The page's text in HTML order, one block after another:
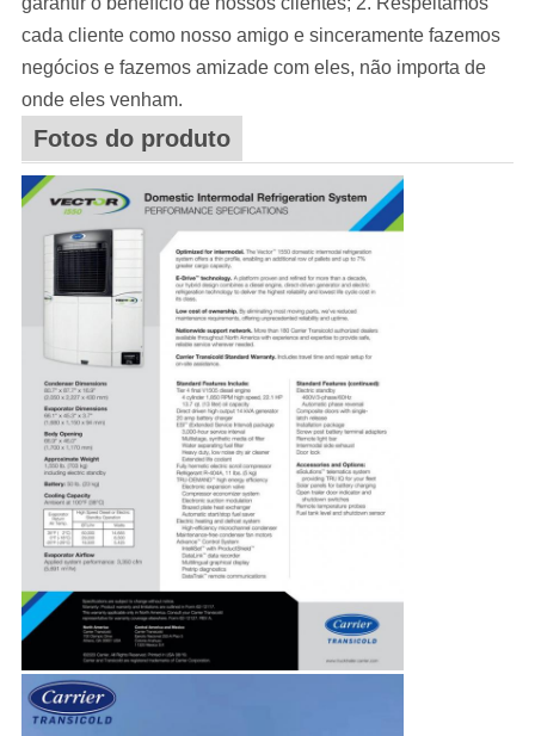
cada cliente como nosso amigo e sinceramente fazemos
negócios e fazemos amizade com eles, não importa de
onde eles venham.
Fotos do produto